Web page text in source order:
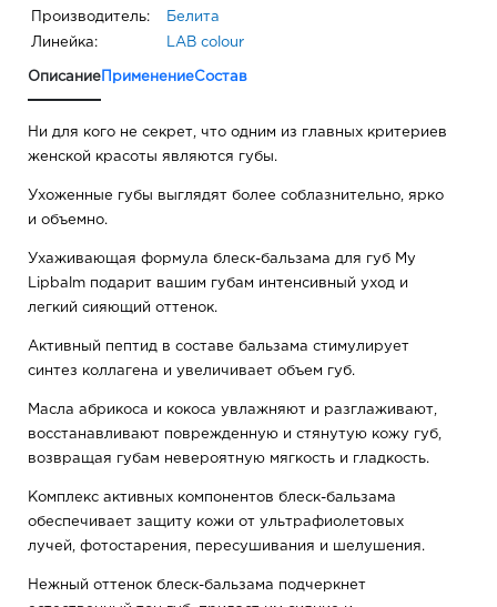
Производитель: Белита
Линейка: LAB colour
Описание ПрименениеСостав
Ни для кого не секрет, что одним из главных критериев
женской красоты являются губы.
Ухоженные губы выглядят более соблазнительно, ярко
и объемно.
Ухаживающая формула блеск-бальзама для губ My
Lipbalm подарит вашим губам интенсивный уход и
легкий сияющий оттенок.
Активный пептид в составе бальзама стимулирует
синтез коллагена и увеличивает объем губ.
Масла абрикоса и кокоса увлажняют и разглаживают,
восстанавливают поврежденную и стянутую кожу губ,
возвращая губам невероятную мягкость и гладкость.
Комплекс активных компонентов блеск-бальзама
обеспечивает защиту кожи от ультрафиолетовых
лучей, фотостарения, пересушивания и шелушения.
Нежный оттенок блеск-бальзама подчеркнет